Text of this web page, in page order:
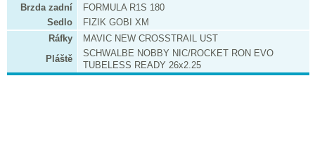
Brzda zadní
FORMULA R1S 180
Sedlo
FIZIK GOBI XM
Ráfky
MAVIC NEW CROSSTRAIL UST
Pláště
SCHWALBE NOBBY NIC/ROCKET RON EVO
TUBELESS READY 26x2.25